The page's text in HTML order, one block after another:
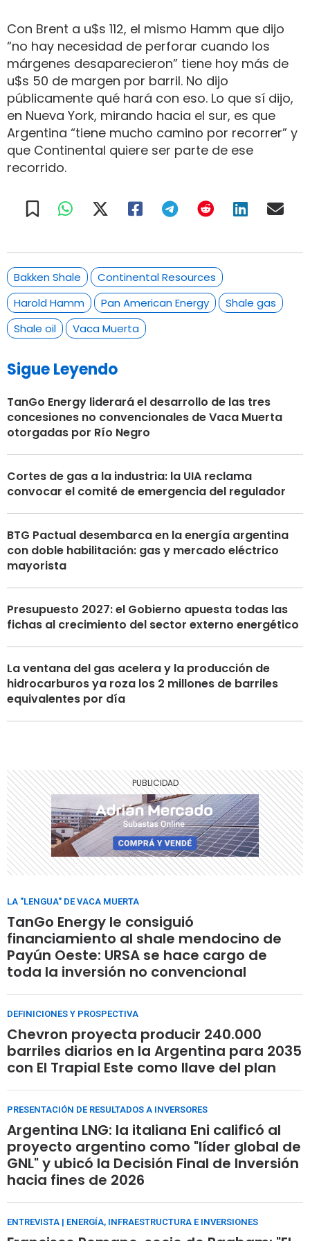
Con Brent a u$s 112, el mismo Hamm que dijo
“no hay necesidad de perforar cuando los
márgenes desaparecieron” tiene hoy más de
u$s 50 de margen por barril. No dijo
públicamente qué hará con eso. Lo que sí dijo,
en Nueva York, mirando hacia el sur, es que
Argentina “tiene mucho camino por recorrer” y
que Continental quiere ser parte de ese
recorrido.
Bakken Shale
Continental Resources
Harold Hamm
Pan American Energy
Shale gas
Shale oil
Vaca Muerta
Sigue Leyendo
TanGo Energy liderará el desarrollo de las tres
concesiones no convencionales de Vaca Muerta
otorgadas por Río Negro
Cortes de gas a la industria: la UIA reclama
convocar el comité de emergencia del regulador
BTG Pactual desembarca en la energía argentina
con doble habilitación: gas y mercado eléctrico
mayorista
Presupuesto 2027: el Gobierno apuesta todas las
fichas al crecimiento del sector externo energético
La ventana del gas acelera y la producción de
hidrocarburos ya roza los 2 millones de barriles
equivalentes por día
LA "LENGUA" DE VACA MUERTA
TanGo Energy le consiguió
financiamiento al shale mendocino de
Payún Oeste: URSA se hace cargo de
toda la inversión no convencional
DEFINICIONES Y PROSPECTIVA
Chevron proyecta producir 240.000
barriles diarios en la Argentina para 2035
con El Trapial Este como llave del plan
PRESENTACIÓN DE RESULTADOS A INVERSORES
Argentina LNG: la italiana Eni calificó al
proyecto argentino como "líder global de
GNL" y ubicó la Decisión Final de Inversión
hacia fines de 2026
ENTREVISTA | ENERGÍA, INFRAESTRUCTURA E INVERSIONES